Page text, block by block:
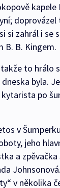
kapele
si zahrál i se
B. B. Kingem.
to hrálo
byla.
po
v
jeho
a zpěvačka
v několika